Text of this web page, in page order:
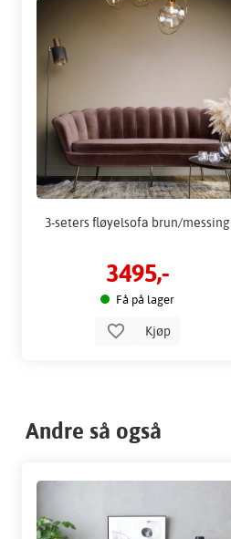
3-seters fløyelsofa brun/messing
3495,-
Få på lager
Kjøp
Andre så også